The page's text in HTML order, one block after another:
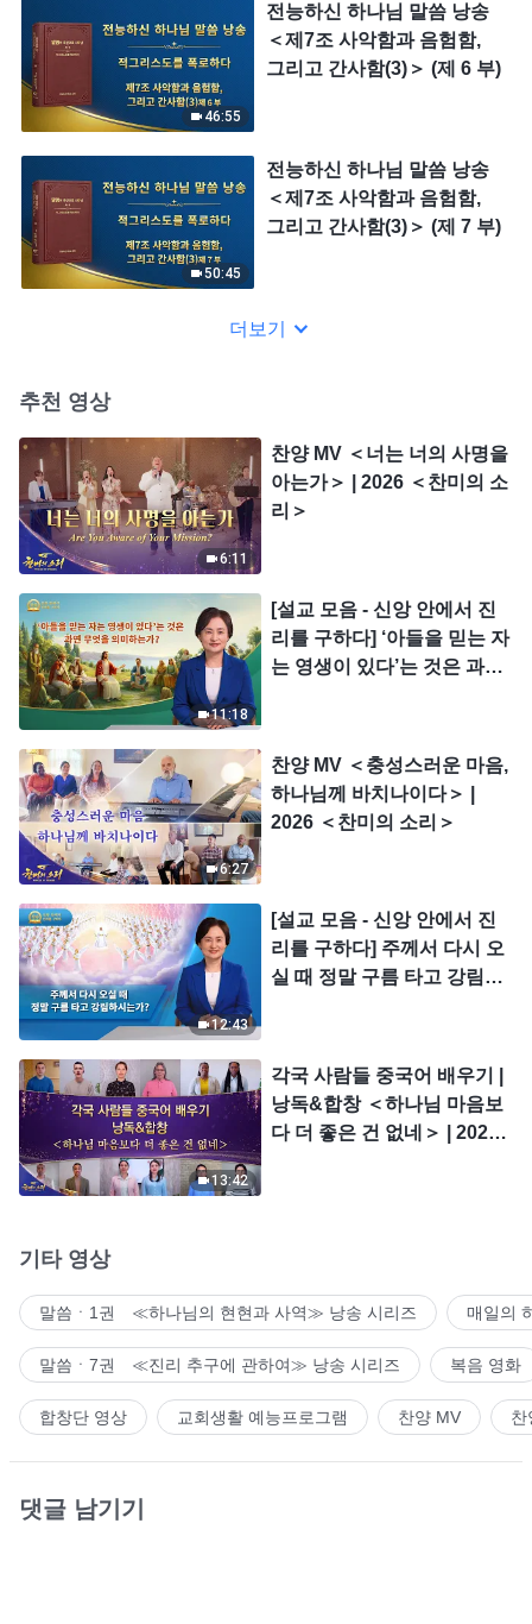
46:55
전능하신 하나님 말씀 낭송
＜제7조 사악함과 음험함,
그리고 간사함(3)＞ (제 6 부)
50:45
전능하신 하나님 말씀 낭송
＜제7조 사악함과 음험함,
그리고 간사함(3)＞ (제 7 부)
더보기
추천 영상
6:11
찬양 MV ＜너는 너의 사명을
아는가＞ | 2026 ＜찬미의 소
리＞
11:18
[설교 모음 - 신앙 안에서 진
리를 구하다] ‘아들을 믿는 자
는 영생이 있다’는 것은 과연
6:27
찬양 MV ＜충성스러운 마음,
하나님께 바치나이다＞ |
2026 ＜찬미의 소리＞
12:43
[설교 모음 - 신앙 안에서 진
리를 구하다] 주께서 다시 오
실 때 정말 구름 타고 강림하
13:42
각국 사람들 중국어 배우기 |
낭독&합창 ＜하나님 마음보
다 더 좋은 건 없네＞ | 2026
기타 영상
말씀ㆍ1권 ≪하나님의 현현과 사역≫ 낭송 시리즈 매일의
말씀ㆍ7권 ≪진리 추구에 관하여≫ 낭송 시리즈 복음 영화
합창단 영상 교회생활 예능프로그램 찬양 MV 찬
댓글 남기기